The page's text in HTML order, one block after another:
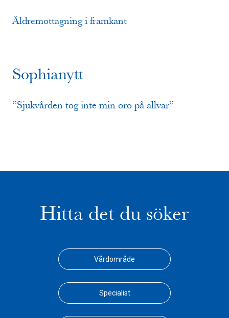
Äldremottagning i framkant
Sophianytt
”Sjukvården tog inte min oro på allvar”
Hitta det du söker
Vårdområde
Specialist